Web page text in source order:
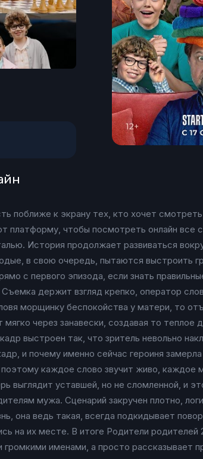
поближе к экрану тех, кто хочет
платформу, чтобы посмотреть онлайн все
История продолжает развиваться
в свою очередь, пытаются выстроить
с первого эпизода, если знать
держит взгляд крепко, оператор
морщинку беспокойства у матери, то
через занавески, создавая то теплое
выстроен так, что зритель невольно
и почему именно сейчас героиня
каждое слово звучит живо, каждое
выглядит уставшей, но не сломленной, и
мужа. Сценарий закручен плотно,
она ведь такая, всегда подкидывает
на их месте. В итоге Родители родителей
именами, а просто рассказывает